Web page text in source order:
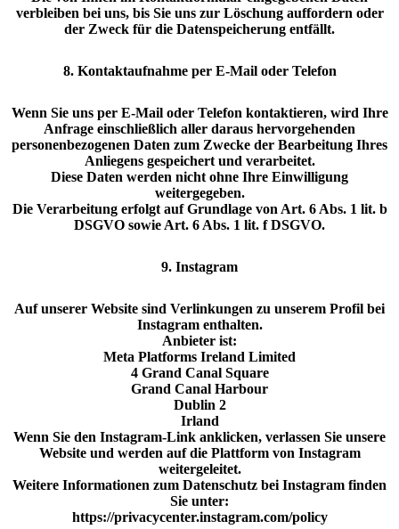
verbleiben bei uns, bis Sie uns zur Löschung auffordern oder
der Zweck für die Datenspeicherung entfällt.
8. Kontaktaufnahme per E-Mail oder Telefon
Wenn Sie uns per E-Mail oder Telefon kontaktieren, wird Ihre
Anfrage einschließlich aller daraus hervorgehenden
personenbezogenen Daten zum Zwecke der Bearbeitung Ihres
Anliegens gespeichert und verarbeitet.
Diese Daten werden nicht ohne Ihre Einwilligung
weitergegeben.
Die Verarbeitung erfolgt auf Grundlage von Art. 6 Abs. 1 lit. b
DSGVO sowie Art. 6 Abs. 1 lit. f DSGVO.
9. Instagram
Auf unserer Website sind Verlinkungen zu unserem Profil bei
Instagram enthalten.
Anbieter ist:
Meta Platforms Ireland Limited
4 Grand Canal Square
Grand Canal Harbour
Dublin 2
Irland
Wenn Sie den Instagram-Link anklicken, verlassen Sie unsere
Website und werden auf die Plattform von Instagram
weitergeleitet.
Weitere Informationen zum Datenschutz bei Instagram finden
Sie unter:
https://privacycenter.instagram.com/policy